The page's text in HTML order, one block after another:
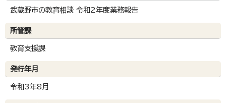
武蔵野市の教育相談 令和2年度業務報告
所管課
教育支援課
発行年月
令和3年8月